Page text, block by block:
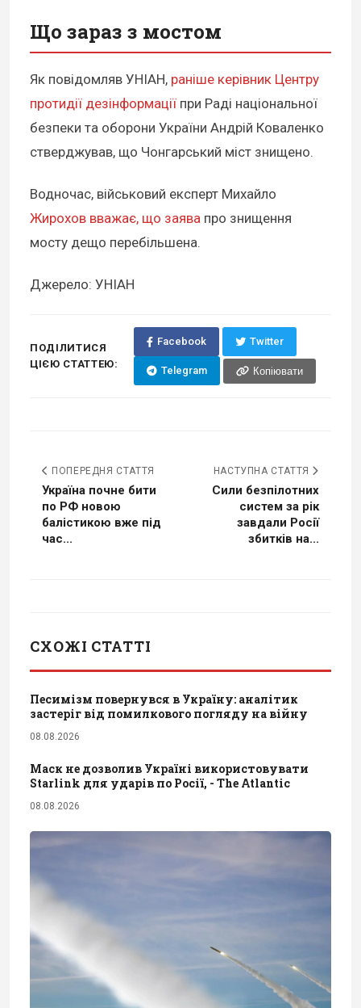
Що зараз з мостом
Як повідомляв УНІАН, раніше керівник Центру
протидії дезінформації при Раді національної
безпеки та оборони України Андрій Коваленко
стверджував, що Чонгарський міст знищено.
Водночас, військовий експерт Михайло
Жирохов вважає, що заява про знищення
мосту дещо перебільшена.
Джерело: УНІАН
ПОДІЛИТИСЯ
ЦІЄЮ СТАТТЕЮ:
Facebook Twitter
Telegram Копіювати
ПОПЕРЕДНЯ СТАТТЯ
Україна почне бити
по РФ новою
балістикою вже під
час...
НАСТУПНА СТАТТЯ
Сили безпілотних
систем за рік
завдали Росії
збитків на...
СХОЖІ СТАТТІ
Песимізм повернувся в Україну: аналітик
застеріг від помилкового погляду на війну
08.08.2026
Маск не дозволив Україні використовувати
Starlink для ударів по Росії, - The Atlantic
08.08.2026